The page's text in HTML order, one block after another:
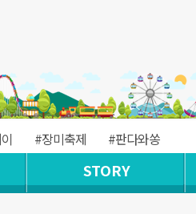
#장미축제 #판다와쏭
STORY